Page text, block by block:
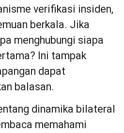
verifikasi insiden,
berkala. Jika
menghubungi siapa
Ini tampak
dapat
balasan.
dinamika bilateral
memahami